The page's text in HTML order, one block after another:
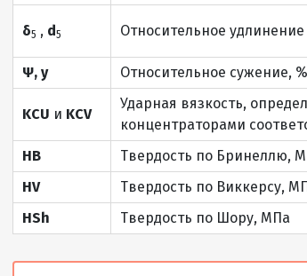
Лист 4 Сталь 45
Лист 4,5 Сталь 45 4,5
Лист 5 Сталь 45 5,0
Лист 5,5 Сталь 45 5,5
Лист 6 Сталь 45 6,0
δ5 , d5 Относительное
Ψ, y
Относительное сужение, %
KCU и KCV
Ударная вязкость,
концентраторами
HB
Твердость по Бринеллю,
HV
Твердость по Виккерсу,
HSh
Твердость по Шору, МПа